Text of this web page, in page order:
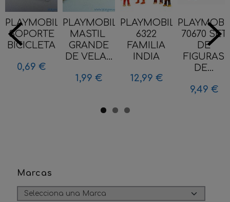
Marcas
PLAYMOBIL
SOPORTE
BICICLETA
0,69 €
PLAYMOBIL
MASTIL
GRANDE
DE VELA...
1,99 €
PLAYMOBIL
6322
FAMILIA
INDIA
12,99 €
70670 SET
DE
FIGURAS
DE...
9,49 €